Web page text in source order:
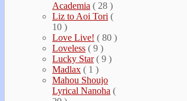
Academia ( 28 )
Liz to Aoi Tori (
10 )
Love Live! ( 80 )
Loveless ( 9 )
Lucky Star ( 9 )
Madlax ( 1 )
Mahou Shoujo
Lyrical Nanoha (